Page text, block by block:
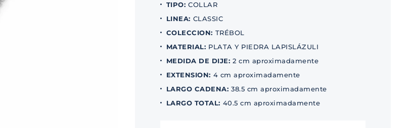
TIPO: COLLAR
LINEA: CLASSIC
COLECCION: TRÉBOL
MATERIAL: PLATA Y PIEDRA LAPISLÁZULI
MEDIDA DE DIJE: 2 cm aproximadamente
EXTENSION: 4 cm aproximadamente
LARGO CADENA: 38.5 cm aproximadamente
LARGO TOTAL: 40.5 cm aproximadamente